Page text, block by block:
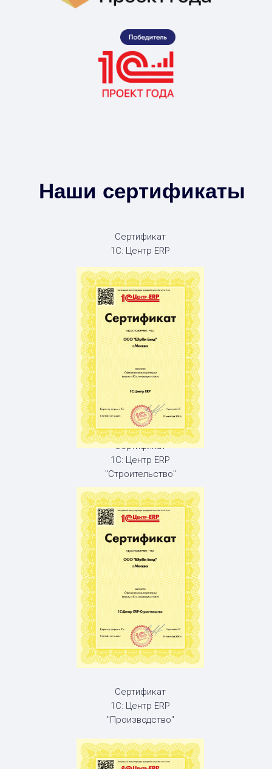
Наши сертификаты
Сертификат
1С: Центр ERP
"Производство"
Сертификат
1С: Центр ERP
Сертификат
1С: Центр ERP
"Строительство"